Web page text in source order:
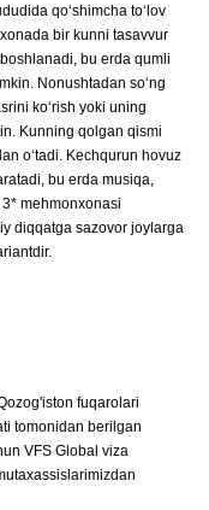
qo‘shimcha to‘lov
bir kunni tasavvur
bu erda qumli
Nonushtadan so‘ng
ko‘rish yoki uning
Kunning qolgan qismi
o‘tadi. Kechqurun hovuz
bu erda musiqa,
3* mehmonxonasi
diqqatga sazovor joylarga
fuqarolari
tomonidan berilgan
VFS Global viza